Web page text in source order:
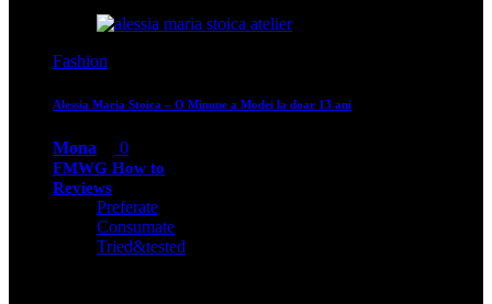
Fashion
Alessia Maria Stoica – O Minune a Modei la doar 13 ani
Mona 0
FMWG How to
Reviews
Preferate
Consumate
Tried&tested